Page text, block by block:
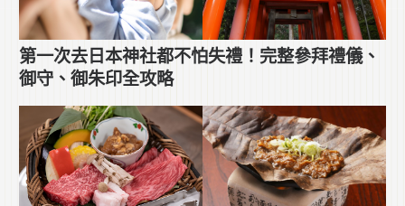
第一次去日本神社都不怕失禮！完整參拜禮儀、
御守、御朱印全攻略